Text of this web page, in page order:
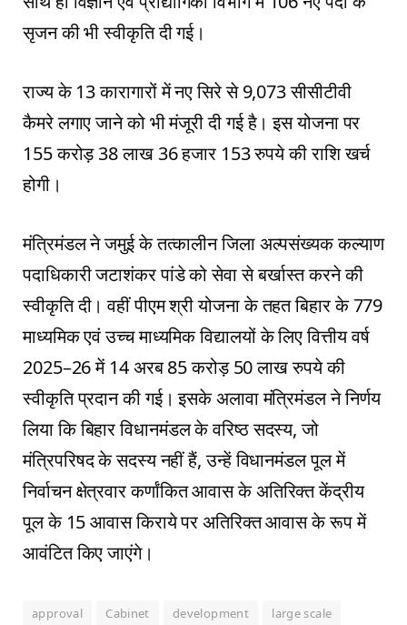
सृजन की भी स्वीकृति दी गई।
राज्य के 13 कारागारों में नए सिरे से 9,073 सीसीटीवी
कैमरे लगाए जाने को भी मंजूरी दी गई है। इस योजना पर
155 करोड़ 38 लाख 36 हजार 153 रुपये की राशि खर्च
होगी।
मंत्रिमंडल ने जमुई के तत्कालीन जिला अल्पसंख्यक कल्याण
पदाधिकारी जटाशंकर पांडे को सेवा से बर्खास्त करने की
स्वीकृति दी। वहीं पीएम श्री योजना के तहत बिहार के 779
माध्यमिक एवं उच्च माध्यमिक विद्यालयों के लिए वित्तीय वर्ष
2025–26 में 14 अरब 85 करोड़ 50 लाख रुपये की
स्वीकृति प्रदान की गई। इसके अलावा मंत्रिमंडल ने निर्णय
लिया कि बिहार विधानमंडल के वरिष्ठ सदस्य, जो
मंत्रिपरिषद के सदस्य नहीं हैं, उन्हें विधानमंडल पूल में
निर्वाचन क्षेत्रवार कर्णांकित आवास के अतिरिक्त केंद्रीय
पूल के 15 आवास किराये पर अतिरिक्त आवास के रूप में
आवंटित किए जाएंगे।
approval Cabinet development
large scale